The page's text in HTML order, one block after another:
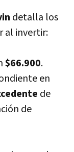
detalla los
al invertir:
$66.900.
en
de
de